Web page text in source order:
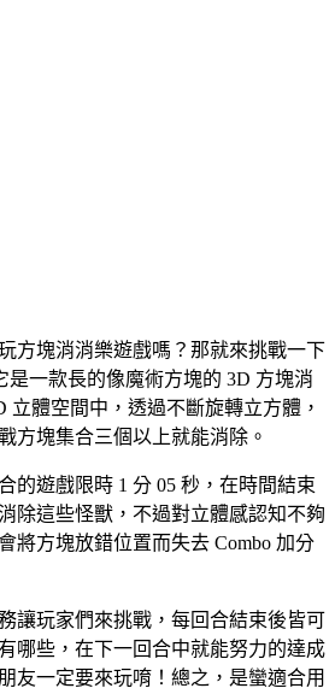
方塊消消樂遊戲嗎？那就來挑戰一下
是一款長的像魔術方塊的 3D 方塊消
立體空間中，透過不斷旋轉立方體，
方塊集合三個以上就能消除。
的遊戲限時 1 分 05 秒，在時間結束
除這些怪獸，不過對立體感認知不夠
將方塊放錯位置而失去 Combo 加分
讓玩家們來挑戰，每回合結束後皆可
哪些，在下一回合中就能努力的達成
友一定要來玩唷！總之，是蠻適合用